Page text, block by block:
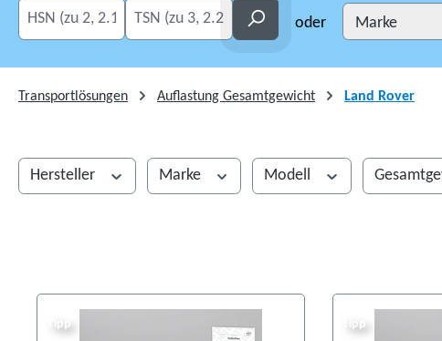
HSN eingeben
TSN eingeben Suchen oder
Transportlösungen Auflastung Gesamtgewicht Land Rover
Hersteller Marke Modell
Tipp Tipp